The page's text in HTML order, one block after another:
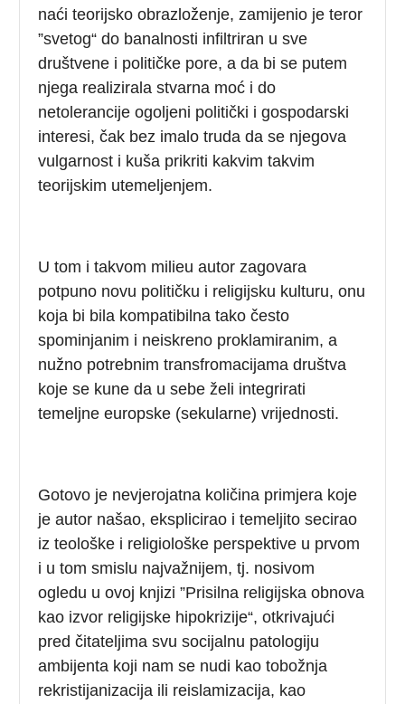
naći teorijsko obrazloženje, zamijenio je teror
”svetog“ do banalnosti infiltriran u sve
društvene i političke pore, a da bi se putem
njega realizirala stvarna moć i do
netolerancije ogoljeni politički i gospodarski
interesi, čak bez imalo truda da se njegova
vulgarnost i kuša prikriti kakvim takvim
teorijskim utemeljenjem.
U tom i takvom milieu autor zagovara
potpuno novu političku i religijsku kulturu, onu
koja bi bila kompatibilna tako često
spominjanim i neiskreno proklamiranim, a
nužno potrebnim transfromacijama društva
koje se kune da u sebe želi integrirati
temeljne europske (sekularne) vrijednosti.
Gotovo je nevjerojatna količina primjera koje
je autor našao, eksplicirao i temeljito secirao
iz teološke i religiološke perspektive u prvom
i u tom smislu najvažnijem, tj. nosivom
ogledu u ovoj knjizi ”Prisilna religijska obnova
kao izvor religijske hipokrizije“, otkrivajući
pred čitateljima svu socijalnu patologiju
ambijenta koji nam se nudi kao tobožnja
rekristijanizacija ili reislamizacija, kao